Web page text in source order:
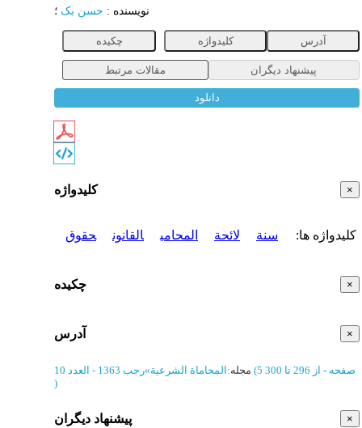
نویسنده : حسن بک ؛
چکیده کلیدواژه آدرس
مقالات مرتبط پیشنهاد دیگران
دانلود
× کلیدواژه
کلیدواژه ها: سنة لائحة المحامی القانون حقوق
× چکیده
× آدرس
مجله:المحاماة الشرعیة»رجب 1363 - العدد 10 (‎5 صفحه - از 296 تا 300
)
× پیشنهاد دیگران